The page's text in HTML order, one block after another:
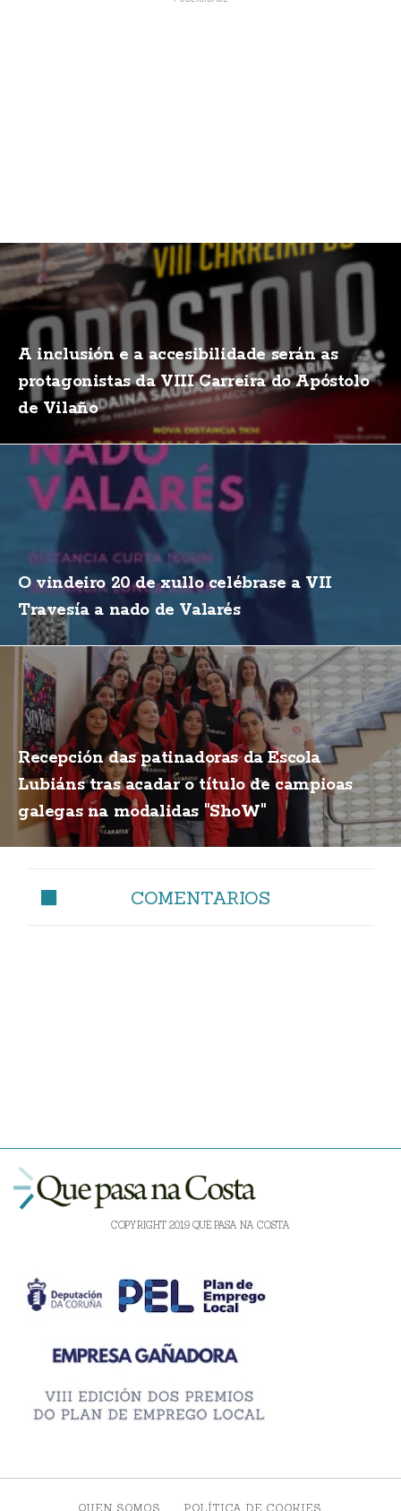
A inclusión e a accesibilidade serán as
protagonistas da VIII Carreira do Apóstolo
de Vilaño
O vindeiro 20 de xullo celébrase a VII
Travesía a nado de Valarés
Recepción das patinadoras da Escola
Lubiáns tras acadar o título de campioas
galegas na modalidas "ShoW"
COMENTARIOS
COPYRIGHT 2019 QUE PASA NA COSTA
QUEN SOMOS POLÍTICA DE COOKIES